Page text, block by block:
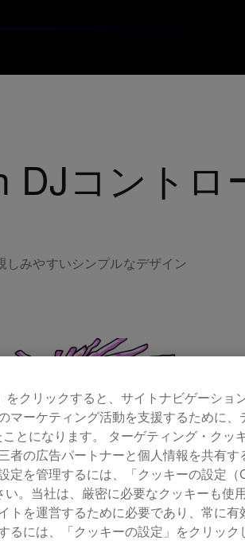
DJコントロ
みやすいシンプルなデザイン
クリックすると、サイトナビゲーショ
マーケティング活動を支援するために、
とになります。 ターゲティング・クッ
者の広告パートナーと個人情報を共有す
定を管理するには、「クッキーの設定（
。当社は、厳密に必要なクッキーも使
トを運営するために必要であり、常に有
るには、「クッキーの設定」をクリック